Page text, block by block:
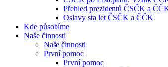
Přehled prezidentů ČSČK a
Oslavy sta let ČSČK a ČČK
Kde působíme
Naše činnosti
Naše činnosti
První pomoc
První pomoc